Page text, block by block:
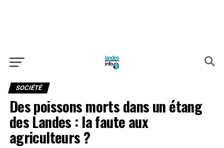
SOCIÉTÉ
Des poissons morts dans un étang
des Landes : la faute aux
agriculteurs ?